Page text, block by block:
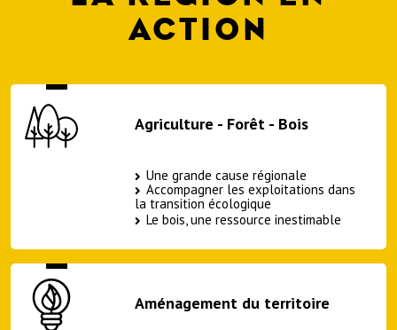
ACTION
Agriculture - Forêt - Bois
Une grande cause régionale
Accompagner les exploitations dans
la transition écologique
Le bois, une ressource inestimable
Aménagement du territoire